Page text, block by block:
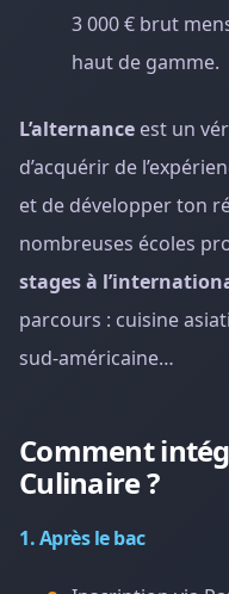
3 000 € brut
haut de gamme.
L’alternance est un
d’acquérir de
et de développer ton
nombreuses écoles
stages à
parcours : cuisine
sud-américaine…
Comment
Culinaire ?
1. Après le bac